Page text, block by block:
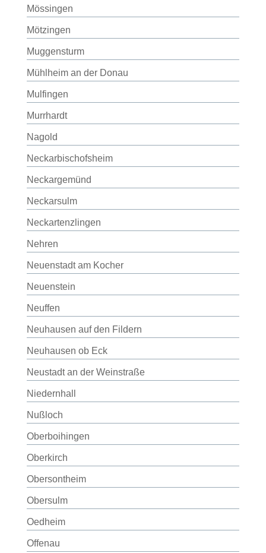
Mössingen
Mötzingen
Muggensturm
Mühlheim an der Donau
Mulfingen
Murrhardt
Nagold
Neckarbischofsheim
Neckargemünd
Neckarsulm
Neckartenzlingen
Nehren
Neuenstadt am Kocher
Neuenstein
Neuffen
Neuhausen auf den Fildern
Neuhausen ob Eck
Neustadt an der Weinstraße
Niedernhall
Nußloch
Oberboihingen
Oberkirch
Obersontheim
Obersulm
Oedheim
Offenau